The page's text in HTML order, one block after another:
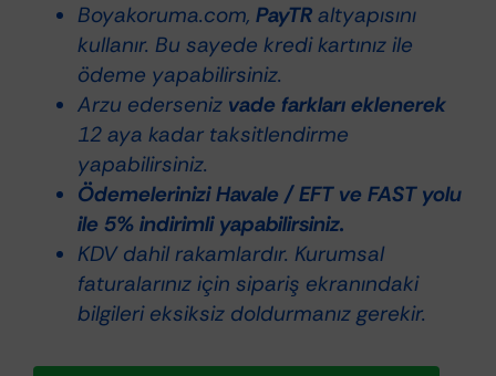
Boyakoruma.com, PayTRaltyapısını
kullanır. Bu sayede kredi kartınız ile
ödeme yapabilirsiniz.
Arzu ederseniz vade farkları eklenerek
12 aya kadar taksitlendirme
yapabilirsiniz.
Ödemelerinizi Havale / EFT ve FAST yolu
ile 5% indirimli yapabilirsiniz.
KDV dahil rakamlardır. Kurumsal
faturalarınız için sipariş ekranındaki
bilgileri eksiksiz doldurmanız gerekir.